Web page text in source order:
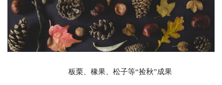
板栗、橡果、松子等“捡秋”成果